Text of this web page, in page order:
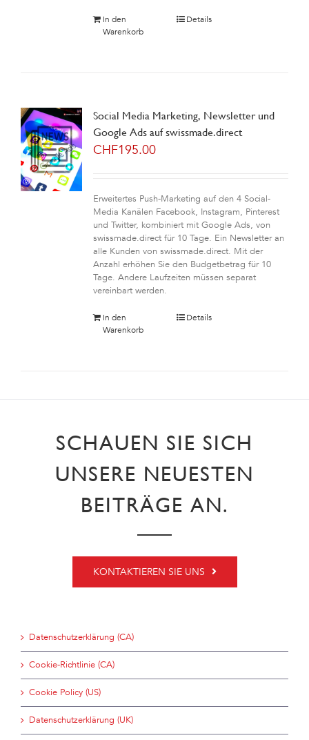
In den
Warenkorb
Details
Social Media Marketing, Newsletter und
Google Ads auf swissmade.direct
CHF195.00
Erweitertes Push-Marketing auf den 4 Social-
Media Kanälen Facebook, Instagram, Pinterest
und Twitter, kombiniert mit Google Ads, von
swissmade.direct für 10 Tage. Ein Newsletter an
alle Kunden von swissmade.direct. Mit der
Anzahl erhöhen Sie den Budgetbetrag für 10
Tage. Andere Laufzeiten müssen separat
vereinbart werden.
In den
Warenkorb
Details
SCHAUEN SIE SICH
UNSERE NEUESTEN
BEITRÄGE AN.
KONTAKTIEREN SIE UNS
Datenschutzerklärung (CA)
Cookie-Richtlinie (CA)
Cookie Policy (US)
Datenschutzerklärung (UK)